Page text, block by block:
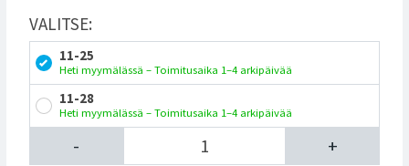
VALITSE:
11-25
Heti myymälässä – Toimitusaika 1–4 arkipäivää
11-28
Heti myymälässä – Toimitusaika 1–4 arkipäivää
- +